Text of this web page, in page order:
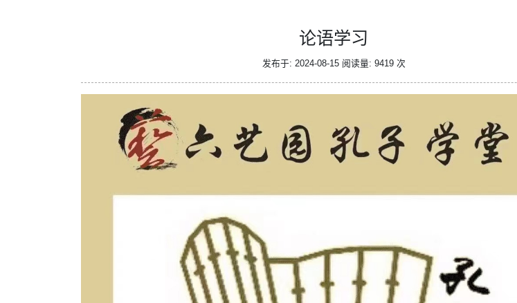
论语学习
发布于: 2024-08-15 阅读量: 9419 次